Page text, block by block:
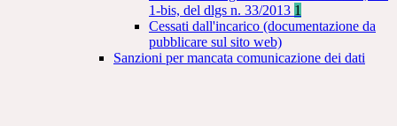
1-bis, del dlgs n. 33/2013 1
Cessati dall'incarico (documentazione da
pubblicare sul sito web)
Sanzioni per mancata comunicazione dei dati